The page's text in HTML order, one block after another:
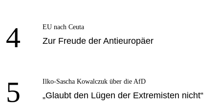
4 EU nach Ceuta
Zur Freude der Antieuropäer
5 Ilko-Sascha Kowalczuk über die AfD
„Glaubt den Lügen der Extremisten nicht“